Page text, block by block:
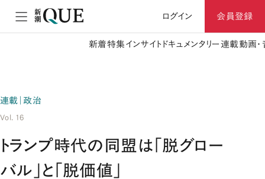
ログイン 会員登録
新着特集 インサイト ドキュメンタリー 連載動画
連載｜政治
Vol. 16
トランプ時代の同盟は「脱グロー
バル」と「脱価値」